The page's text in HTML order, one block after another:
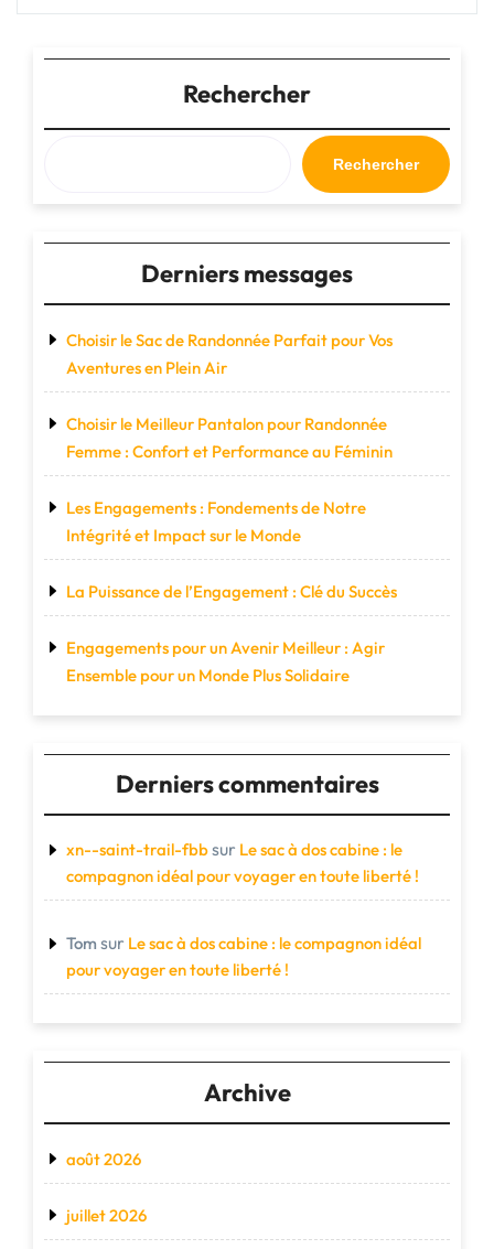
Balance
Trail
:
Alliez
performance
et
style
Rechercher
Rechercher
Derniers messages
Choisir le Sac de Randonnée Parfait pour Vos
Aventures en Plein Air
Choisir le Meilleur Pantalon pour Randonnée
Femme : Confort et Performance au Féminin
Les Engagements : Fondements de Notre
Intégrité et Impact sur le Monde
La Puissance de l’Engagement : Clé du Succès
Engagements pour un Avenir Meilleur : Agir
Ensemble pour un Monde Plus Solidaire
Derniers commentaires
xn--saint-trail-fbbsur Le sac à dos cabine : le
compagnon idéal pour voyager en toute liberté !
Tom sur Le sac à dos cabine : le compagnon idéal
pour voyager en toute liberté !
Archive
août 2026
juillet 2026